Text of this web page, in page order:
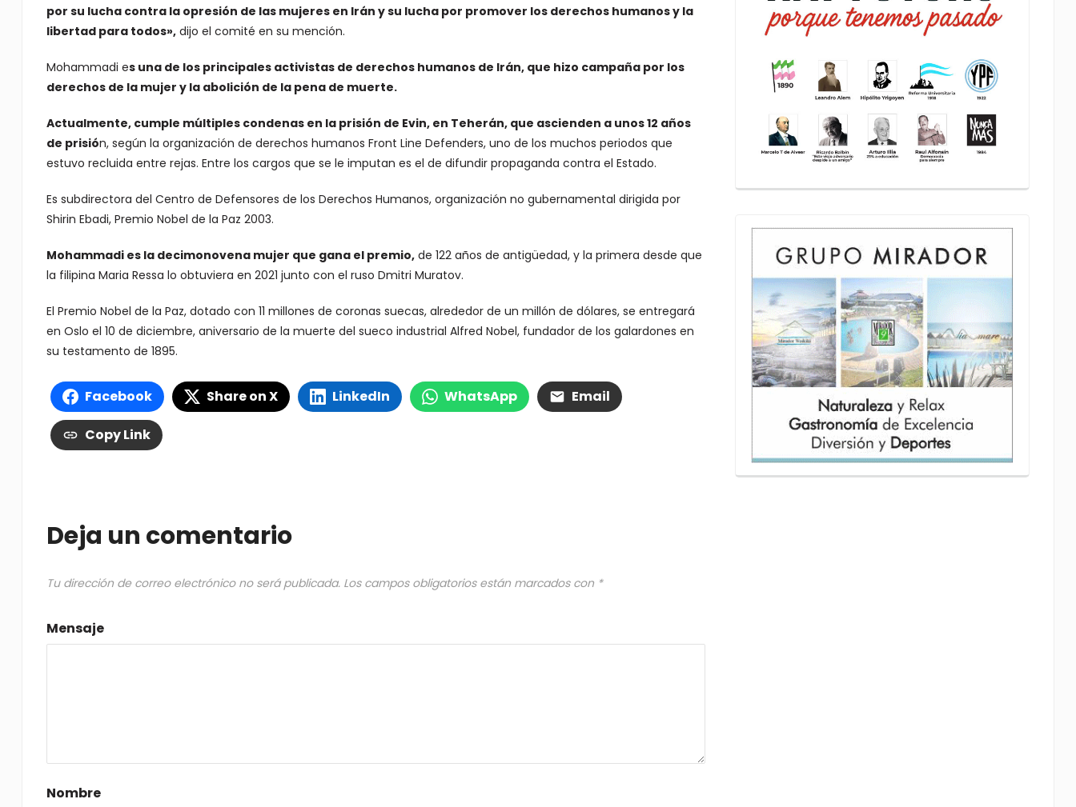
por su lucha contra la opresión de las mujeres en Irán y su lucha por promover los derechos humanos y la
libertad para todos»,dijo el comité en su mención.
Mohammadi es una de los principales activistas de derechos humanos de Irán, que hizo campaña por los
derechos de la mujer y la abolición de la pena de muerte.
Actualmente, cumple múltiples condenas en la prisión de Evin, en Teherán, que ascienden a unos 12 años
de prisión, según la organización de derechos humanos Front Line Defenders, uno de los muchos periodos que
estuvo recluida entre rejas. Entre los cargos que se le imputan es el de difundir propaganda contra el Estado.
Es subdirectora del Centro de Defensores de los Derechos Humanos, organización no gubernamental dirigida por
Shirin Ebadi, Premio Nobel de la Paz 2003.
Mohammadi es la decimonovena mujer que gana el premio,de 122 años de antigüedad, y la primera desde que
la filipina Maria Ressa lo obtuviera en 2021 junto con el ruso Dmitri Muratov.
El Premio Nobel de la Paz, dotado con 11 millones de coronas suecas, alrededor de un millón de dólares, se entregará
en Oslo el 10 de diciembre, aniversario de la muerte del sueco industrial Alfred Nobel, fundador de los galardones en
su testamento de 1895.
Facebook Share on X LinkedIn WhatsApp Email
Copy Link
Deja un comentario
Tu dirección de correo electrónico no será publicada. Los campos obligatorios están marcados con *
Mensaje
Nombre